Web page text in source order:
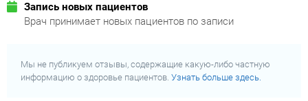
Запись новых пациентов
Врач принимает новых пациентов по записи
Мы не публикуем отзывы, содержащие какую-либо частную
информацию о здоровье пациентов. Узнать больше здесь.